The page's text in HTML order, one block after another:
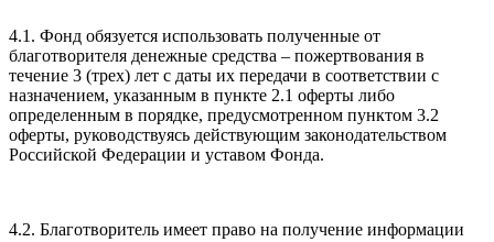
4.1. Фонд обязуется использовать полученные от
благотворителя денежные средства – пожертвования в
течение 3 (трех) лет с даты их передачи в соответствии с
назначением, указанным в пункте 2.1 оферты либо
определенным в порядке, предусмотренном пунктом 3.2
оферты, руководствуясь действующим законодательством
Российской Федерации и уставом Фонда.
4.2. Благотворитель имеет право на получение информации